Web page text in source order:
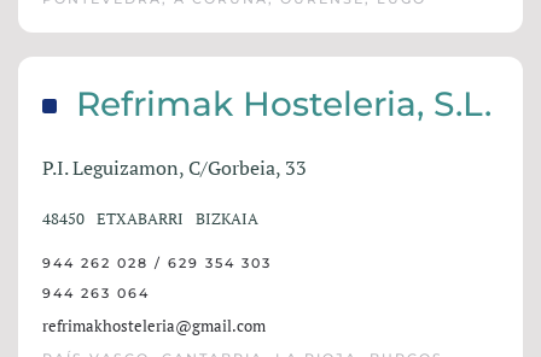
Refrimak Hosteleria, S.L.
P.I. Leguizamon, C/Gorbeia, 33
48450 ETXABARRI BIZKAIA
944 262 028 / 629 354 303
944 263 064
refrimakhosteleria@gmail.com